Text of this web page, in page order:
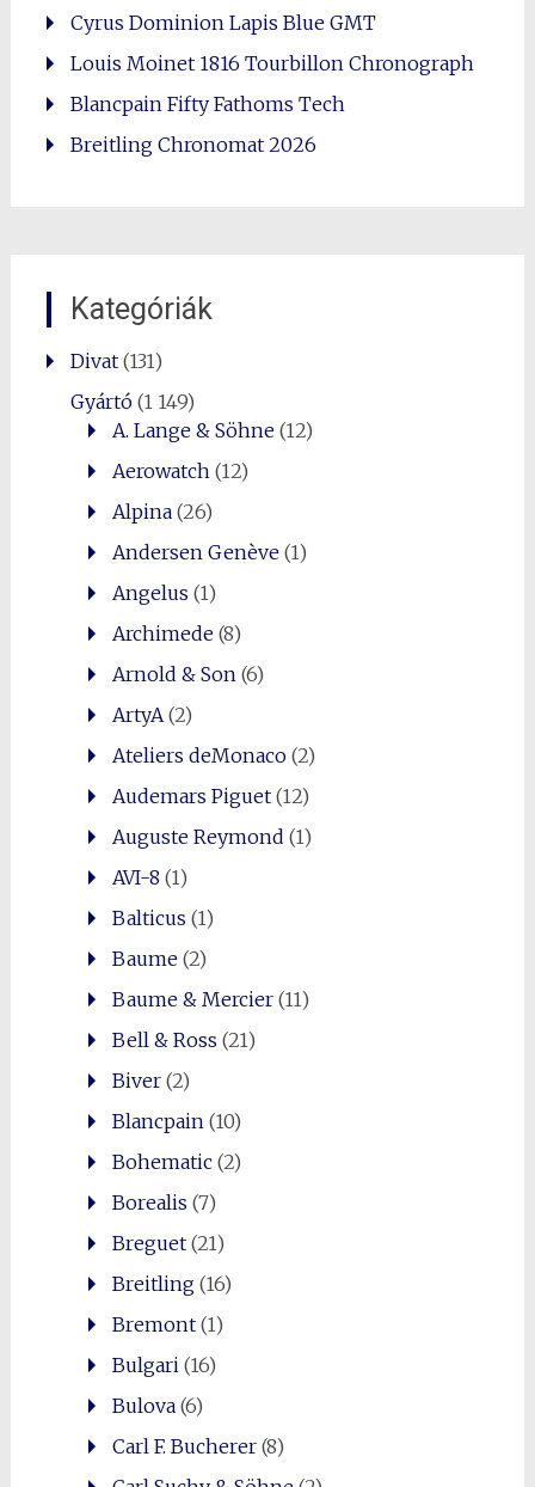
Cyrus Dominion Lapis Blue GMT
Louis Moinet 1816 Tourbillon Chronograph
Blancpain Fifty Fathoms Tech
Breitling Chronomat 2026
Kategóriák
Divat(131)
Gyártó(1 149)
A. Lange & Söhne(12)
Aerowatch (12)
Alpina(26)
Andersen Genève(1)
Angelus (1)
Archimede(8)
Arnold & Son (6)
ArtyA (2)
Ateliers deMonaco(2)
Audemars Piguet(12)
Auguste Reymond (1)
AVI-8 (1)
Balticus (1)
Baume(2)
Baume & Mercier(11)
Bell & Ross (21)
Biver(2)
Blancpain (10)
Bohematic(2)
Borealis (7)
Breguet(21)
Breitling(16)
Bremont(1)
Bulgari (16)
Bulova(6)
Carl F. Bucherer(8)